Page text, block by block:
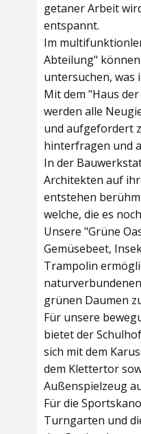
getaner Arbeit
entspannt.
Im
Abteilung"
untersuchen, was
Mit dem "Haus
werden alle
und aufgefordert
hinterfragen und
In der
Architekten auf
entstehen
welche, die es
Unsere "Grüne
Gemüsebeet,
Trampolin
grünen Daumen
Für unsere
bietet derSchulhof
sich mit dem
dem Klettertor
Außenspielzeug
Für die
Turngarten und